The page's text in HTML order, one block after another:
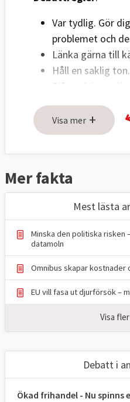
Var tydlig. Gör
problemet och
Länka gärna till
Håll en saklig ton.
Bifoga
pixlar) på
Ange fotograf.
Om fler personer
Skicka text och bild
Visa mer +
Mer fakta
Mest lästa
Minska den politiska risken
datamoln
Omnibus skapar kostnader
EU vill fasa ut djurförsök –
Visa
Debatt i
Ökad frihandel - Nu spinns